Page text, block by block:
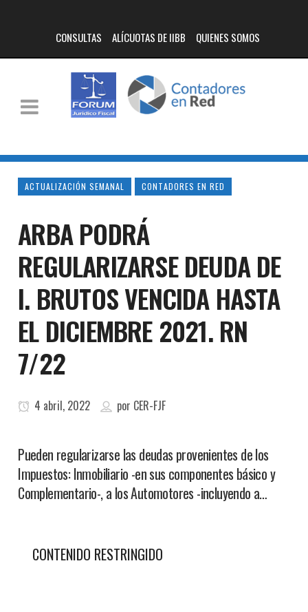
CONSULTAS ALÍCUOTAS DE IIBB QUIENES SOMOS
ACTUALIZACIÓN SEMANAL CONTADORES EN RED
ARBA PODRÁ
REGULARIZARSE DEUDA DE
I. BRUTOS VENCIDA HASTA
EL DICIEMBRE 2021. RN
7/22
4 abril, 2022 por CER-FJF
Pueden regularizarse las deudas provenientes de los
Impuestos: Inmobiliario -en sus componentes básico y
Complementario-, a los Automotores -incluyendo a…
CONTENIDO RESTRINGIDO